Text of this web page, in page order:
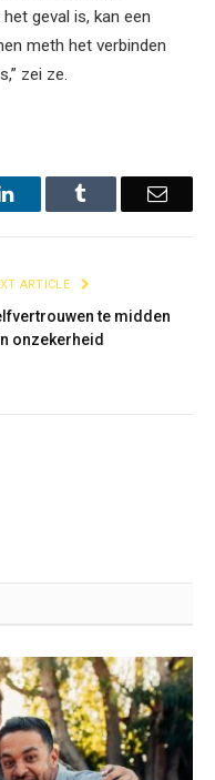
geval is, kan een
meth het verbinden
zei ze.
LinkedIn Email
ARTICLE
te midden
onzekerheid